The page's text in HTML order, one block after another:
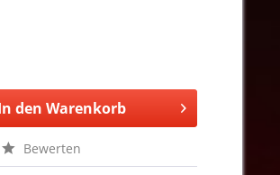
den Warenkorb
Bewerten